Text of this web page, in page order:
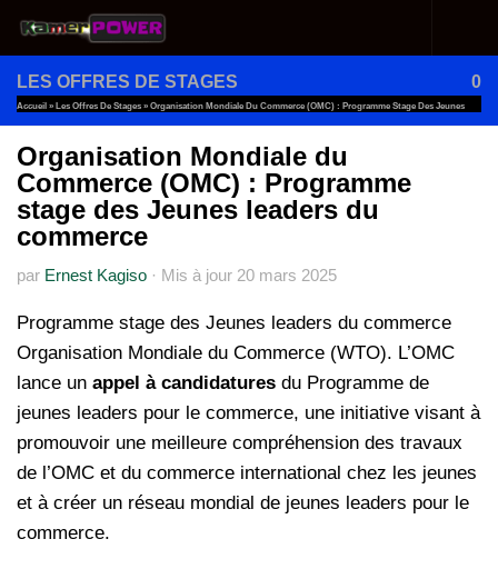
Au dessous du contenu
LES OFFRES DE STAGES 0
Accueil » Les Offres De Stages » Organisation Mondiale Du Commerce (OMC) : Programme Stage Des Jeunes
Leaders Du Commerce
Organisation Mondiale du
Commerce (OMC) : Programme
stage des Jeunes leaders du
commerce
par Ernest Kagiso · Mis à jour 20 mars 2025
Programme stage des Jeunes leaders du commerce
Organisation Mondiale du Commerce (WTO). L’OMC
lance un appel à candidatures du Programme de
jeunes leaders pour le commerce, une initiative visant à
promouvoir une meilleure compréhension des travaux
de l’OMC et du commerce international chez les jeunes
et à créer un réseau mondial de jeunes leaders pour le
commerce.